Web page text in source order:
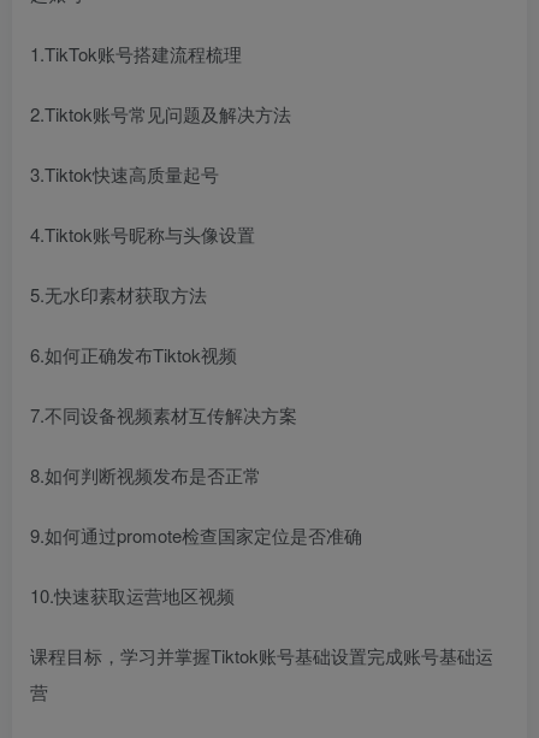
1.TikTok账号搭建流程梳理
2.Tiktok账号常见问题及解决方法
3.Tiktok快速高质量起号
4.Tiktok账号昵称与头像设置
5.无水印素材获取方法
6.如何正确发布Tiktok视频
7.不同设备视频素材互传解决方案
8.如何判断视频发布是否正常
9.如何通过promote检查国家定位是否准确
10.快速获取运营地区视频
课程目标，学习并掌握Tiktok账号基础设置完成账号基础运
营